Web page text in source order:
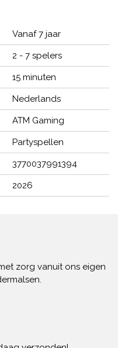
Vanaf 7 jaar
2 - 7 spelers
15 minuten
Nederlands
ATM Gaming
Partyspellen
3770037991394
2026
zorg vanuit ons eigen